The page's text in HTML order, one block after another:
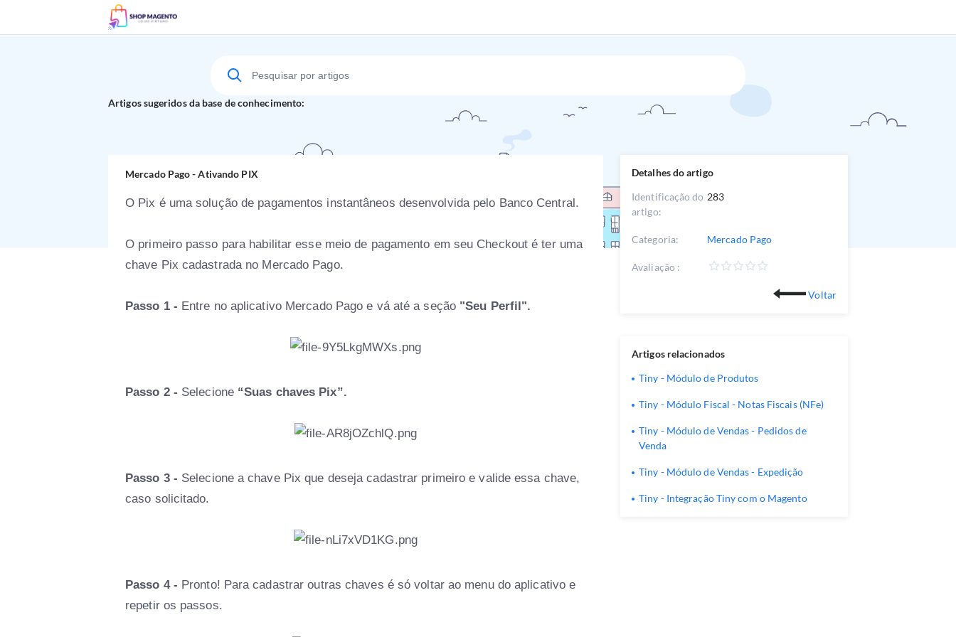
Suporte Técnico
Artigos sugeridos da base de conhecimento:
Mercado Pago - Ativando PIX
O Pix é uma solução de pagamentos instantâneos desenvolvida pelo Banco Central.
O primeiro passo para habilitar esse meio de pagamento em seu Checkout é ter uma
chave Pix cadastrada no Mercado Pago.
Passo 1 - Entre no aplicativo Mercado Pago e vá até a seção "Seu Perfil".
Passo 2 - Selecione “Suas chaves Pix”.
Passo 3 - Selecione a chave Pix que deseja cadastrar primeiro e valide essa chave,
caso solicitado.
Passo 4 - Pronto! Para cadastrar outras chaves é só voltar ao menu do aplicativo e
repetir os passos.
Detalhes do artigo
Identificação do
artigo:
283
Categoria: Mercado Pago
Avaliação :
Voltar
Artigos relacionados
Tiny - Módulo de Produtos
Tiny - Módulo Fiscal - Notas Fiscais (NFe)
Tiny - Módulo de Vendas - Pedidos de
Venda
Tiny - Módulo de Vendas - Expedição
Tiny - Integração Tiny com o Magento